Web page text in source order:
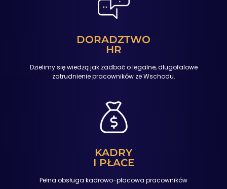
DORADZTWO
HR
Dzielimy się wiedzą jak zadbać o legalne, długofalowe
zatrudnienie pracowników ze Wschodu.
KADRY
I PŁACE
Pełna obsługa kadrowo-płacowa pracowników